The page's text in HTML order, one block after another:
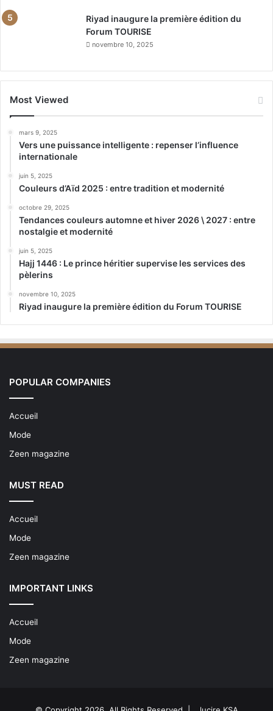
Riyad inaugure la première édition du
Forum TOURISE
novembre 10, 2025
Most Viewed
mars 9, 2025
Vers une puissance intelligente : repenser l’influence
internationale
juin 5, 2025
Couleurs d’Aïd 2025 : entre tradition et modernité
octobre 29, 2025
Tendances couleurs automne et hiver 2026 \ 2027 : entre
nostalgie et modernité
juin 5, 2025
Hajj 1446 : Le prince héritier supervise les services des
pèlerins
novembre 10, 2025
Riyad inaugure la première édition du Forum TOURISE
POPULAR COMPANIES
Accueil
Mode
Zeen magazine
MUST READ
Accueil
Mode
Zeen magazine
IMPORTANT LINKS
Accueil
Mode
Zeen magazine